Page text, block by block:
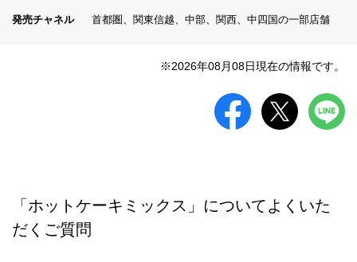
発売チャネル 首都圏、関東信越、中部、関西、中四国の一部店舗
※2026年08月08日現在の情報です。
「ホットケーキミックス」についてよくいた
だくご質問